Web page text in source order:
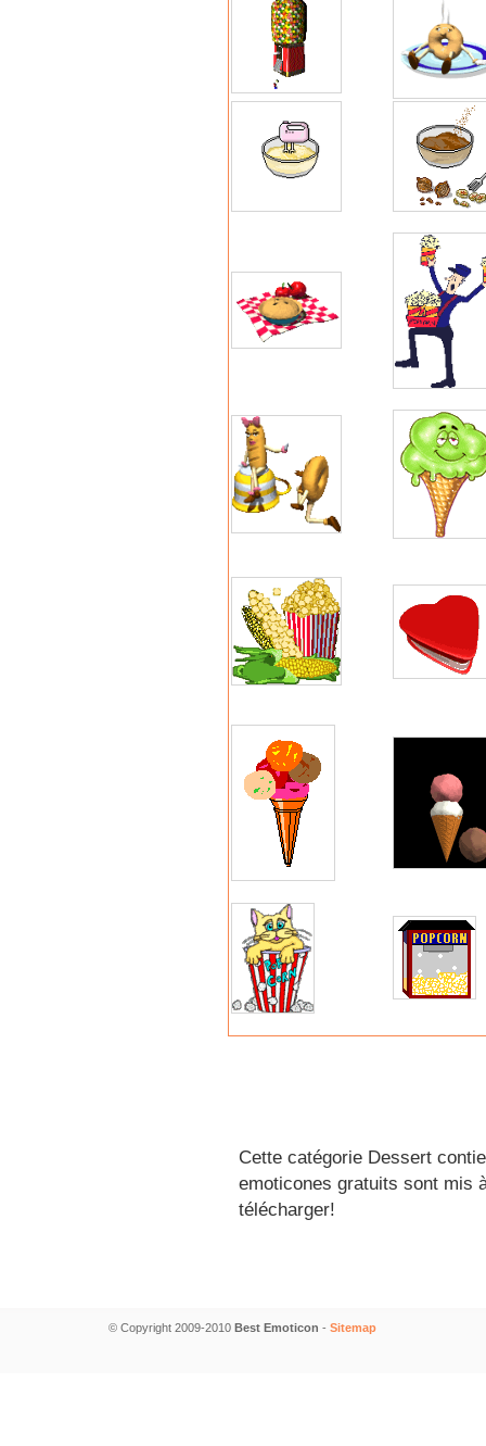
Cette catégorie Dessert
emoticones gratuits sont mis
télécharger!
© Copyright 2009-2010 Best Emoticon - Sitemap